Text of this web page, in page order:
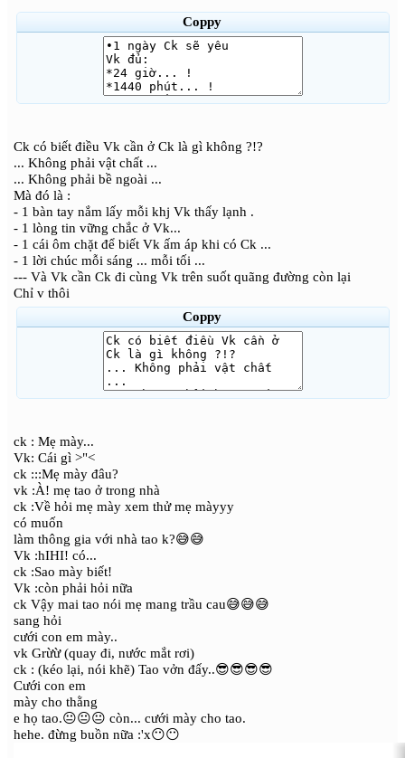
Coppy
Ck có biết điều Vk cần ở Ck là gì không ?!?
... Không phải vật chất ...
... Không phải bề ngoài ...
Mà đó là :
- 1 bàn tay nắm lấy mỗi khj Vk thấy lạnh .
- 1 lòng tin vững chắc ở Vk...
- 1 cái ôm chặt để biết Vk ấm áp khi có Ck ...
- 1 lời chúc mỗi sáng ... mỗi tối ...
--- Và Vk cần Ck đi cùng Vk trên suốt quãng đường còn lại
Chỉ v thôi
Coppy
ck : Mẹ mày...
Vk: Cái gì >"<
ck :::Mẹ mày đâu?
vk :À! mẹ tao ở trong nhà
ck :Về hỏi mẹ mày xem thử mẹ màyyy
có muốn
làm thông gia với nhà tao k?😅😅
Vk :hIHI! có...
ck :Sao mày biết!
Vk :còn phải hỏi nữa
ck Vậy mai tao nói mẹ mang trầu cau😅😅😅
sang hỏi
cưới con em mày..
vk Grừừ (quay đi, nước mắt rơi)
ck : (kéo lại, nói khẽ) Tao vởn đấy..😎😎😎😎
Cưới con em
mày cho thằng
e họ tao.😐😐😐 còn... cưới mày cho tao.
hehe. đừng buồn nữa :'x😶😶